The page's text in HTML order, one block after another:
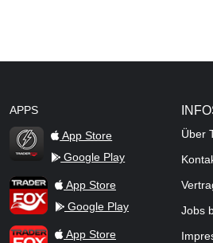
APPS
TraderFox Flash
App Store
Google Play
TraderFox AppApp Store
Google Play
TraderFox ProApp Store
Über
Jobs